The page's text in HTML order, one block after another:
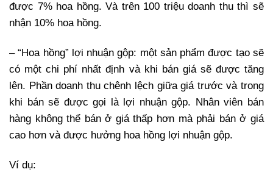
được 7% hoa hồng. Và trên 100 triệu doanh thu thì sẽ
nhận 10% hoa hồng.
– “Hoa hồng” lợi nhuận gộp: một sản phẩm được tạo sẽ
có một chi phí nhất định và khi bán giá sẽ được tăng
lên. Phần doanh thu chênh lệch giữa giá trước và trong
khi bán sẽ được gọi là lợi nhuận gộp. Nhân viên bán
hàng không thể bán ở giá thấp hơn mà phải bán ở giá
cao hơn và được hưởng hoa hồng lợi nhuận gộp.
Ví dụ: